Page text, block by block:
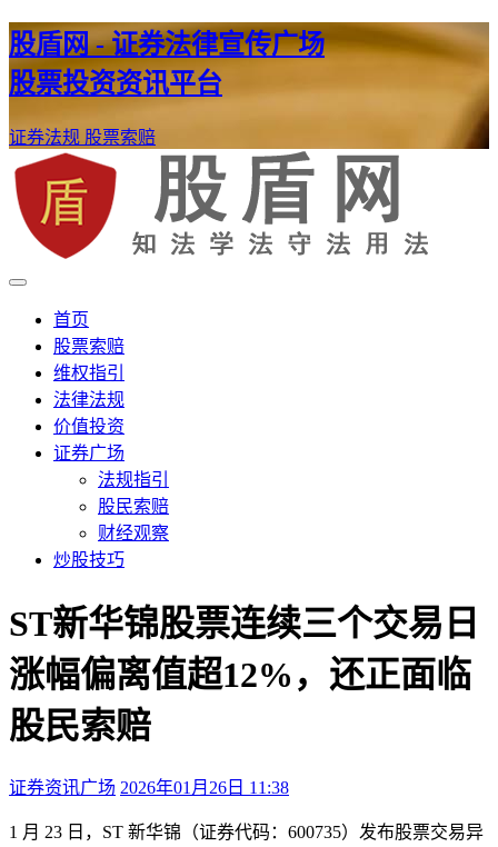
股盾网 - 证券法律宣传广场
股票投资资讯平台
证券法规 股票索赔
股盾网
证券股票维权网
首页
股票索赔
维权指引
法律法规
价值投资
证券广场
法规指引
股民索赔
财经观察
炒股技巧
ST新华锦股票连续三个交易日
涨幅偏离值超12%，还正面临
股民索赔
证券资讯广场 2026年01月26日 11:38
1 月 23 日，ST 新华锦（证券代码：600735）发布股票交易异